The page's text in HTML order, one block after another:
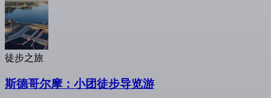
徒步之旅
斯德哥尔摩：小团徒步导览游